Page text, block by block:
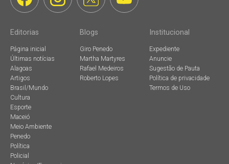
Editorias
Página inicial
Últimas notícias
Alagoas
Artigos
Brasil/Mundo
Cultura
Esporte
Maceió
Meio Ambiente
Penedo
Política
Policial
Blogs
Giro Penedo
Martha Martyres
Rafael Medeiros
Roberto Lopes
Institucional
Expediente
Anuncie
Sugestão de Pauta
Política de privacidade
Termos de Uso